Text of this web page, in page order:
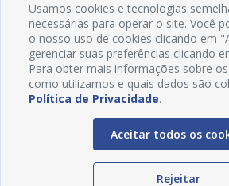
Usamos cookies e tecnologias
necessárias para operar o site. Você
o nosso uso de cookies clicando em
gerenciar suas preferências clicando
Para obter mais informações sobre
como utilizamos e quais dados são
Política de Privacidade.
Aceitar todos os
Rejeitar